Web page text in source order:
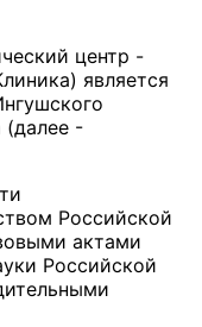
центр -
является
(далее -
Российской
актами
Российской